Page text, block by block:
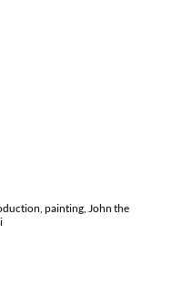
painting, John the